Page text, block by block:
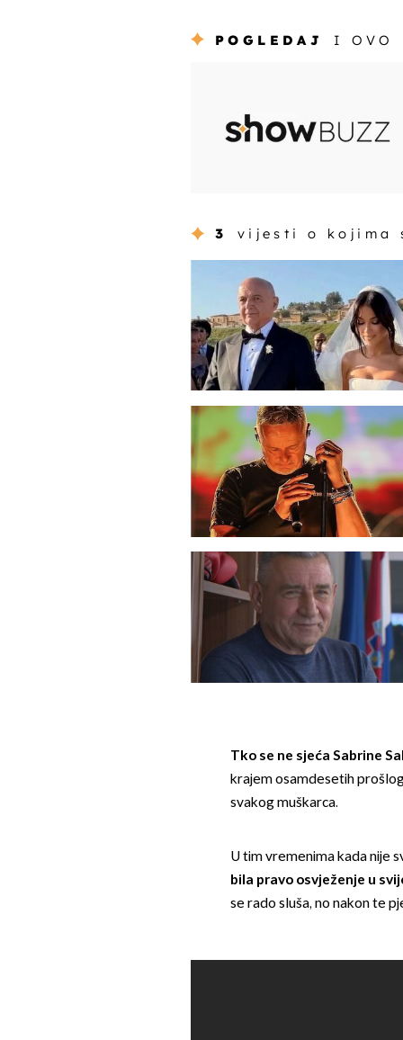
POGLEDAJ I OVO
3 vijesti o kojima
Tko se ne sjeća Sabrine
krajem osamdesetih
svakog muškarca.
U tim vremenima kada nije
bila pravo osvježenje u
se rado sluša, no nakon te